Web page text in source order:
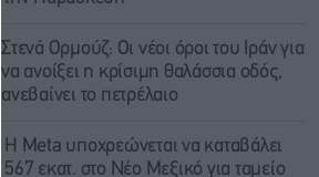
Στενά Ορμούζ: Οι νέοι όροι του Ιράν για
να ανοίξει η κρίσιμη θαλάσσια οδός,
ανεβαίνει το πετρέλαιο
Η Meta υποχρεώνεται να καταβάλει
567 εκατ. στο Νέο Μεξικό για ταμείο